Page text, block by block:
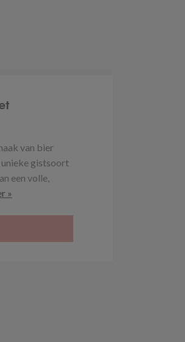
van bier
unieke gistsoort
een volle,
»